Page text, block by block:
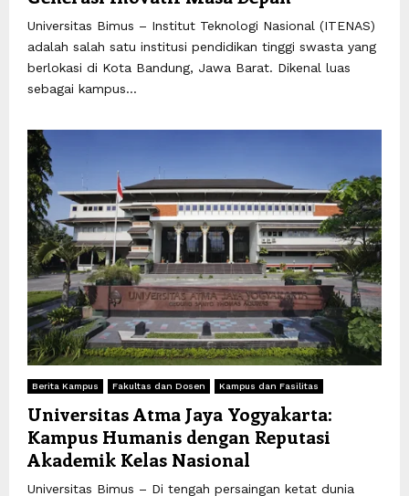
Universitas Bimus – Institut Teknologi Nasional (ITENAS)
adalah salah satu institusi pendidikan tinggi swasta yang
berlokasi di Kota Bandung, Jawa Barat. Dikenal luas
sebagai kampus...
Berita Kampus Fakultas dan Dosen Kampus dan Fasilitas
Universitas Atma Jaya Yogyakarta:
Kampus Humanis dengan Reputasi
Akademik Kelas Nasional
Universitas Bimus – Di tengah persaingan ketat dunia